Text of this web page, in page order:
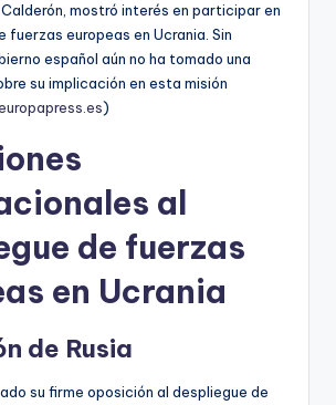
mostró interés en participar en
fuerzas europeas en Ucrania. Sin
español aún no ha tomado una
su implicación en esta misión
)
al
de fuerzas
en Ucrania
de Rusia
su firme oposición al despliegue de